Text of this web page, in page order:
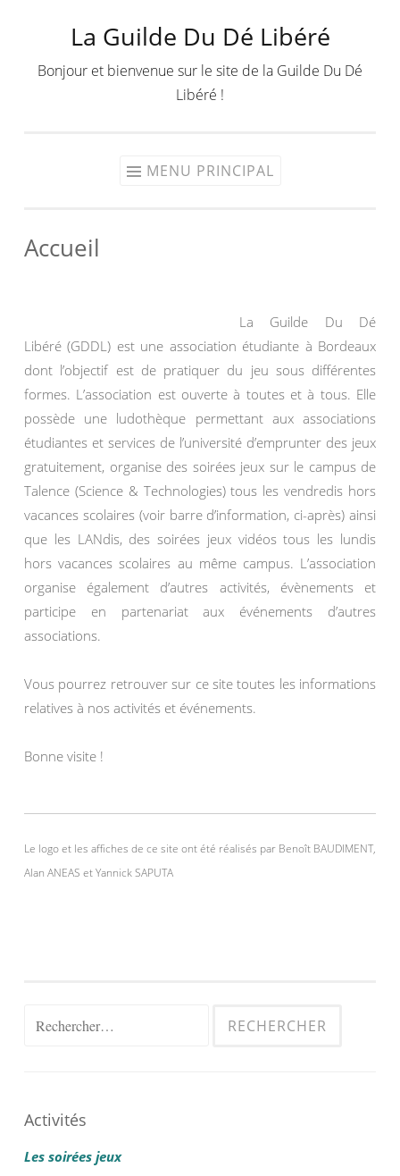
contenu
La Guilde Du Dé Libéré
Bonjour et bienvenue sur le site de la Guilde Du Dé
Libéré !
MENU PRINCIPAL
Accueil
La Guilde Du Dé
Libéré (GDDL) est une association étudiante à Bordeaux
dont l’objectif est de pratiquer du jeu sous différentes
formes. L’association est ouverte à toutes et à tous. Elle
possède une ludothèque permettant aux associations
étudiantes et services de l’université d’emprunter des jeux
gratuitement, organise des soirées jeux sur le campus de
Talence (Science & Technologies) tous les vendredis hors
vacances scolaires (voir barre d’information, ci-après) ainsi
que les LANdis, des soirées jeux vidéos tous les lundis
hors vacances scolaires au même campus. L’association
organise également d’autres activités, évènements et
participe en partenariat aux événements d’autres
associations.
Vous pourrez retrouver sur ce site toutes les informations
relatives à nos activités et événements.
Bonne visite !
Le logo et les affiches de ce site ont été réalisés par Benoît BAUDIMENT,
Alan ANEAS et Yannick SAPUTA
Rechercher :
Activités
Les soirées jeux